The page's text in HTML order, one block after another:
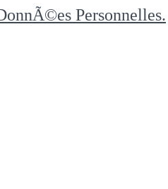
Personnelles.